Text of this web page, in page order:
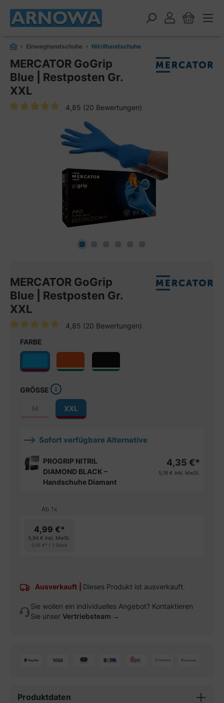
springen
Einweghandschuhe Nitrilhandschuhe
MERCATOR GoGrip
Blue | Restposten Gr.
XXL
4,85 (20 Bewertungen)
Bildergalerie überspringen
MERCATOR GoGrip
Blue | Restposten Gr.
XXL
4,85 (20 Bewertungen)
FARBE
GRÖSSE
XXL
Sofort verfügbare Alternative
PROGRIP NITRIL
DIAMOND BLACK –
Handschuhe Diamant
4,35 €*
5,18 € inkl. MwSt.
Ab 1 x
4,99 €*
5,94 € inkl. MwSt.
0,10 €* / 1 Stück
Ausverkauft Dieses Produkt ist ausverkauft.
Sie wollen ein individuelles Angebot? Kontaktieren
Sie unser Vertriebsteam →
Produktdaten